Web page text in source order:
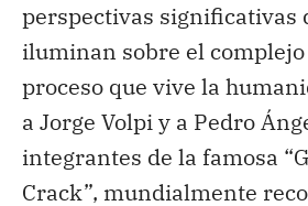
perspectivas significativas
iluminan sobre el
proceso que vive la
a Jorge Volpi y a Pedro
integrantes de la famosa
Crack”, mundialmente